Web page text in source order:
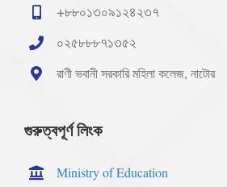
+৮৮০১৩০৯১২৪২৩৭
০২৫৮৮৮৭১৩৫২
রাণী ভবানী সরকারি মহিলা কলেজ, নাটোর
গুরুত্বপূর্ণ লিংক
Ministry of Education